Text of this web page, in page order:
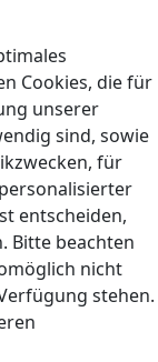
Cookies, die für
unserer
sind, sowie
für
entscheiden,
Bitte beachten
nicht
stehen.